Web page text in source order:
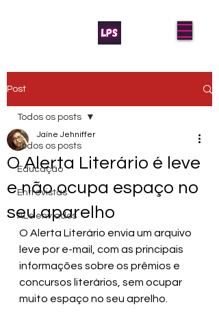
Post
Todos os posts
Educação
Entrevistas
AL's enviados
Todos os posts
O Alerta Literário é leve
e não ocupa espaço no
seu aparelho
Jaíne Jehniffer
O Alerta Literário envia um arquivo
leve por e-mail, com as principais
informações sobre os prêmios e
concursos literários, sem ocupar
muito espaço no seu aprelho.